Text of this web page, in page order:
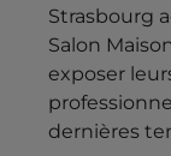
Strasbourg
Salon
exposer
dernières